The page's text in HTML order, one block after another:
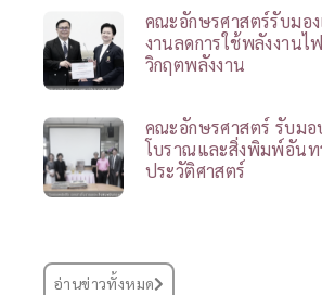
คณะอักษรศาสตร์รับมอ
งานลดการใช้พลังงานไ
วิกฤตพลังงาน
คณะอักษรศาสตร์ รับมอ
โบราณและสิ่งพิมพ์อันท
ประวัติศาสตร์
อ่านข่าวทั้งหมด